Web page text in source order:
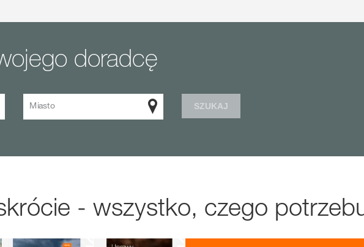
doradcę
Miasto SZUKAJ
- wszystko, czego